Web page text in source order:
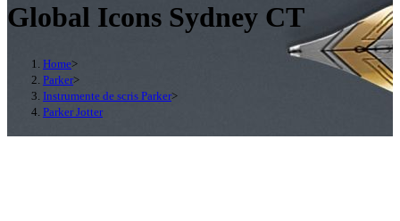
Global Icons Sydney CT
Home>
Parker>
Instrumente de scris Parker>
Parker Jotter